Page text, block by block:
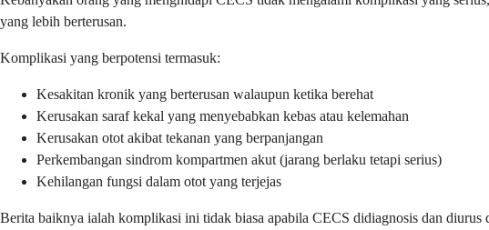
yang lebih berterusan.
Komplikasi yang berpotensi termasuk:
Kesakitan kronik yang berterusan walaupun ketika berehat
Kerusakan saraf kekal yang menyebabkan kebas atau kelemahan
Kerusakan otot akibat tekanan yang berpanjangan
Perkembangan sindrom kompartmen akut (jarang berlaku tetapi serius)
Kehilangan fungsi dalam otot yang terjejas
Berita baiknya ialah komplikasi ini tidak biasa apabila CECS didiagnosis dan